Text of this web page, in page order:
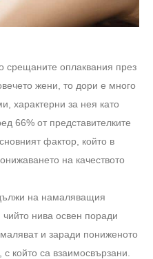
срещаните оплаквания през
жени, то дори е много
характерни за нея като
66% от представителките
фактор, който в
на качеството
на намаляващия
нива освен поради
и заради пониженото
който са взаимосвързани.